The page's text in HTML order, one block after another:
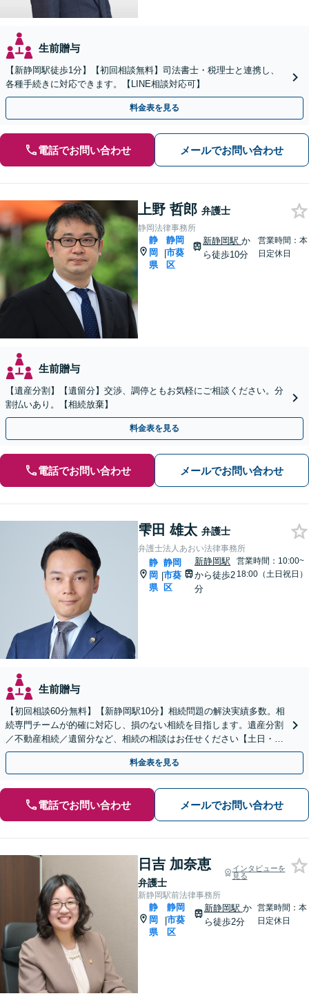
生前贈与
【新静岡駅徒歩1分】【初回相談無料】司法書士・税理士と連携し、
各種手続きに対応できます。【LINE相談対応可】
料金表を見る
電話でお問い合わせ メールでお問い合わせ
上野 哲郎 弁護士
静岡法律事務所
静
岡
県
|
静岡
市葵
区
新静岡駅か
ら徒歩10分
営業時間：本
日定休日
生前贈与
【遺産分割】【遺留分】交渉、調停ともお気軽にご相談ください。分
割払いあり。【相続放棄】
料金表を見る
電話でお問い合わせ メールでお問い合わせ
雫田 雄太 弁護士
弁護士法人あおい法律事務所
静
岡
県
|
静岡
市葵
区
新静岡駅
から徒歩2
分
営業時間：10:00~
18:00（土日祝日）
生前贈与
【初回相談60分無料】【新静岡駅10分】相続問題の解決実績多数。相
続専門チームが的確に対応し、損のない相続を目指します。遺産分割
／不動産相続／遺留分など、相続の相談はお任せください【土日・夜
間相談可】登記・税の申告などアフターフォローも対応
料金表を見る
電話でお問い合わせ メールでお問い合わせ
日吉 加奈恵
弁護士
インタビューを
見る
新静岡駅前法律事務所
静
岡
県
|
静岡
市葵
区
新静岡駅 か
ら徒歩2分
営業時間：本
日定休日